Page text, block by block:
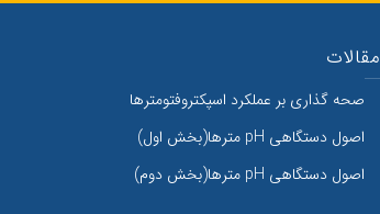
مقالات
صحه گذاری بر عملکرد اسپکتروفتومترها
اصول دستگاهی pH مترها(بخش اول)
اصول دستگاهی pH مترها(بخش دوم)